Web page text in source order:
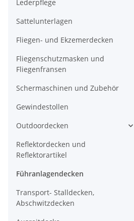
Lederpflege
Sattelunterlagen
Fliegen- und Ekzemerdecken
Fliegenschutzmasken und
Fliegenfransen
Schermaschinen und Zubehör
Gewindestollen
Outdoordecken
Reflektordecken und
Reflektorartikel
Führanlagendecken
Transport- Stalldecken,
Abschwitzdecken